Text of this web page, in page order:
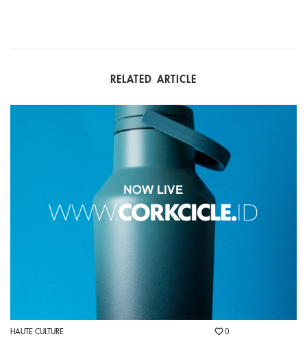
RELATED ARTICLE
HAUTE CULTURE 0